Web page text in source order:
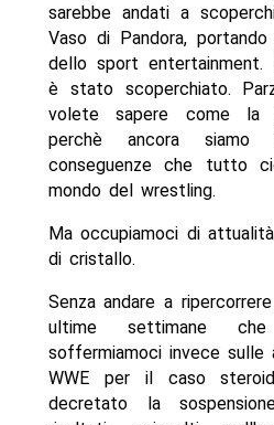
sarebbe andati a
Vaso di Pandora,
dello sport entertainment.
è stato scoperchiato.
volete sapere come la
perchè ancora
conseguenze che tutto
mondo del wrestling.
Ma occupiamoci di
di cristallo.
Senza andare a
ultime settimane
soffermiamoci invece sulle
WWE per il caso
decretato la